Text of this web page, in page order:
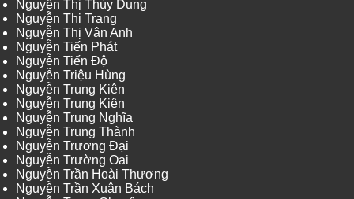
Nguyễn Thị Thùy Dung
Nguyễn Thị Trang
Nguyễn Thị Vân Anh
Nguyễn Tiến Phát
Nguyễn Tiến Độ
Nguyễn Triệu Hùng
Nguyễn Trung Kiên
Nguyễn Trung Kiên
Nguyễn Trung Nghĩa
Nguyễn Trung Thành
Nguyễn Trương Đại
Nguyễn Trường Oai
Nguyễn Trần Hoài Thương
Nguyễn Trần Xuân Bách